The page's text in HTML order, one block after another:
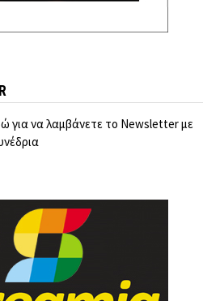
για να λαμβάνετε το Newsletter με